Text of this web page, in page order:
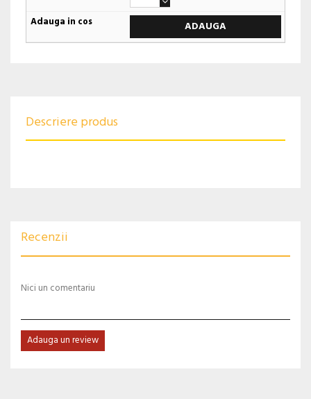
ADAUGA
Descriere produs
Recenzii
Nici un comentariu
Adauga un review